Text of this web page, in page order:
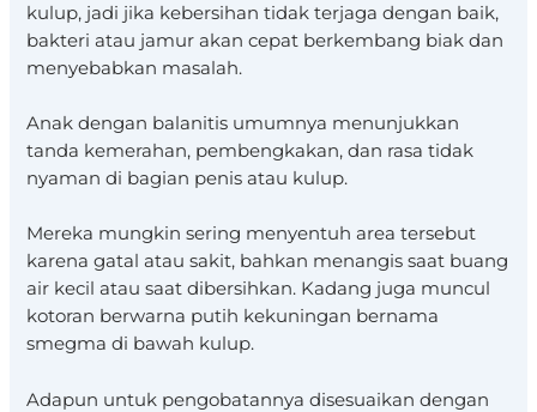
kulup, jadi jika kebersihan tidak terjaga dengan baik,
bakteri atau jamur akan cepat berkembang biak dan
menyebabkan masalah.
Anak dengan balanitis umumnya menunjukkan
tanda kemerahan, pembengkakan, dan rasa tidak
nyaman di bagian penis atau kulup.
Mereka mungkin sering menyentuh area tersebut
karena gatal atau sakit, bahkan menangis saat buang
air kecil atau saat dibersihkan. Kadang juga muncul
kotoran berwarna putih kekuningan bernama
smegma di bawah kulup.
Adapun untuk pengobatannya disesuaikan dengan